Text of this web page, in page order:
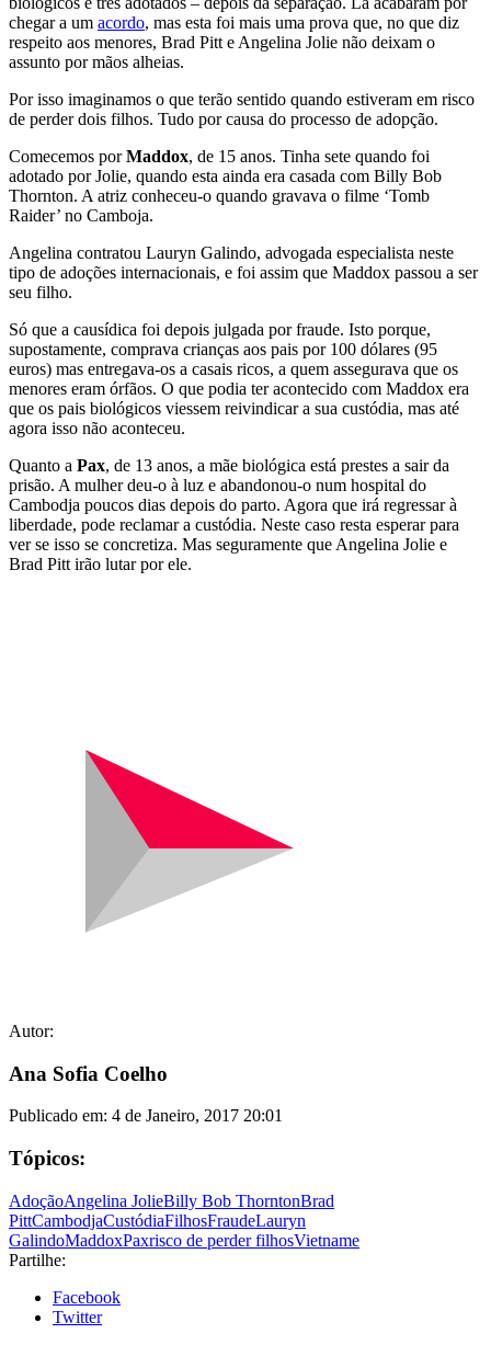
chegar a um acordo, mas esta foi mais uma prova que, no que diz
respeito aos menores, Brad Pitt e Angelina Jolie não deixam o
assunto por mãos alheias.
Por isso imaginamos o que terão sentido quando estiveram em risco
de perder dois filhos. Tudo por causa do processo de adopção.
Comecemos porMaddox, de 15 anos. Tinha sete quando foi
adotado por Jolie, quando esta ainda era casada com Billy Bob
Thornton. A atriz conheceu-o quando gravava o filme ‘Tomb
Raider’ no Camboja.
Angelina contratou Lauryn Galindo, advogada especialista neste
tipo de adoções internacionais, e foi assim que Maddox passou a ser
seu filho.
Só que a causídica foi depois julgada por fraude. Isto porque,
supostamente, comprava crianças aos pais por 100 dólares (95
euros) mas entregava-os a casais ricos, a quem assegurava que os
menores eram órfãos. O que podia ter acontecido com Maddox era
que os pais biológicos viessem reivindicar a sua custódia, mas até
agora isso não aconteceu.
Quanto a Pax, de 13 anos, a mãe biológica está prestes a sair da
prisão. A mulher deu-o à luz e abandonou-o num hospital do
Cambodja poucos dias depois do parto. Agora que irá regressar à
liberdade, pode reclamar a custódia. Neste caso resta esperar para
ver se isso se concretiza. Mas seguramente que Angelina Jolie e
Brad Pitt irão lutar por ele.
Autor:
Ana Sofia Coelho
Publicado em: 4 de Janeiro, 2017 20:01
Tópicos:
AdoçãoAngelina JolieBilly Bob ThorntonBrad
PittCambodjaCustódiaFilhosFraudeLauryn
GalindoMaddoxPaxrisco de perder filhosVietname
Partilhe:
Facebook
Twitter